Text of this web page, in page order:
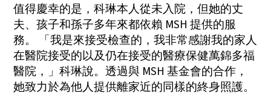
值得慶幸的是，科琳本人從未入院，但她的丈
夫、孩子和孫子多年來都依賴 MSH 提供的服
務。 「我是來接受檢查的，我非常感謝我的家人
在醫院接受的以及仍在接受的醫療保健萬錦多福
醫院，」科琳說。透過與 MSH 基金會的合作，
她致力於為他人提供離家近的同樣的終身照護。